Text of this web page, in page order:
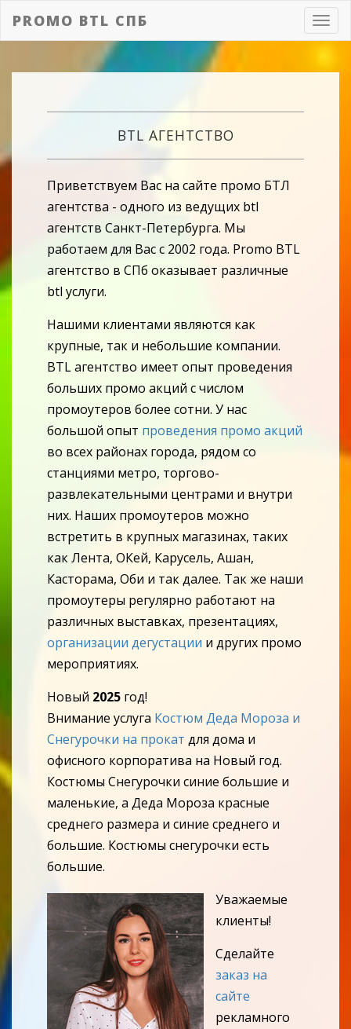
PROMO BTL СПБ
BTL АГЕНТСТВО
Приветствуем Вас на сайте промо БТЛ
агентства - одного из ведущих btl
агентств Санкт-Петербурга. Мы
работаем для Вас с 2002 года. Promo BTL
агентство в СПб оказывает различные
btl услуги.
Нашими клиентами являются как
крупные, так и небольшие компании.
BTL агентство имеет опыт проведения
больших промо акций с числом
промоутеров более сотни. У нас
большой опыт проведения промо акций
во всех районах города, рядом со
станциями метро, торгово-
развлекательными центрами и внутри
них. Наших промоутеров можно
встретить в крупных магазинах, таких
как Лента, ОКей, Карусель, Ашан,
Касторама, Оби и так далее. Так же наши
промоутеры регулярно работают на
различных выставках, презентациях,
организации дегустации и других промо
мероприятиях.
Новый 2025 год!
Внимание услуга Костюм Деда Мороза и
Снегурочки на прокат для дома и
офисного корпоратива на Новый год.
Костюмы Снегурочки синие большие и
маленькие, а Деда Мороза красные
среднего размера и синие среднего и
большие. Костюмы снегурочки есть
большие.
Уважаемые
клиенты!
Сделайте
заказ на
сайте
рекламного